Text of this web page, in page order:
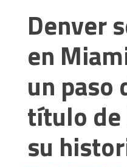
Denver
en
un paso
título de
su